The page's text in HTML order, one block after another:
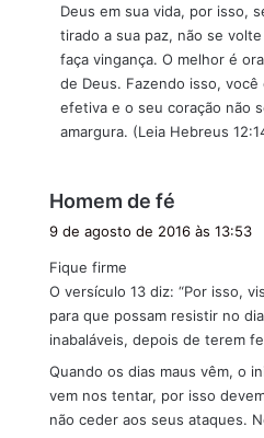
Deus em sua vida, por isso,
tirado a sua paz, não se
faça vingança. O melhor é
de Deus. Fazendo isso,
efetiva e o seu coração não
amargura. (Leia Hebreus
Homem de fé
:
9 de agosto de 2016 às 13:53
Fique firme
O versículo 13 diz: “Por isso,
para que possam resistir no
inabaláveis, depois de terem
Quando os dias maus vêm, o
vem nos tentar, por isso
não ceder aos seus ataques.